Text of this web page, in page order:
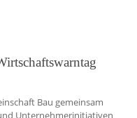
Bau gemeinsam
Unternehmerinitiativen